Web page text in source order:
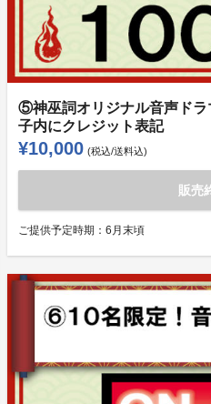
⑤神巫詞オリジナル音声ド
子内にクレジット表記
¥10,000 (税込/送料込)
販売
ご提供予定時期： 6月末頃